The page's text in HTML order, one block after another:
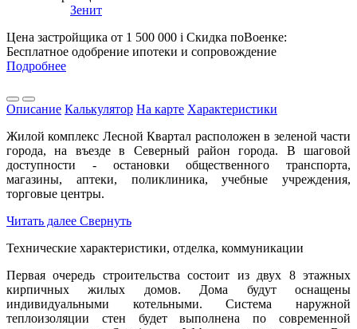
Зенит
Цена застройщика от 1 500 000 i Скидка поВоенке:
Бесплатное одобрение ипотеки и сопровождение
Подробнее
Описание Калькулятор На карте Характеристики
Жилой комплекс Лесной Квартал расположен в зеленой части
города, на въезде в Северный район города. В шаговой
доступности - остановки общественного транспорта,
магазины, аптеки, поликлиника, учебные учреждения,
торговые центры.
Читать далее Свернуть
Технические характеристики, отделка, коммуникации
Первая очередь строительства состоит из двух 8 этажных
кирпичных жилых домов. Дома будут оснащены
индивидуальными котельными. Система наружной
теплоизоляции стен будет выполнена по современной